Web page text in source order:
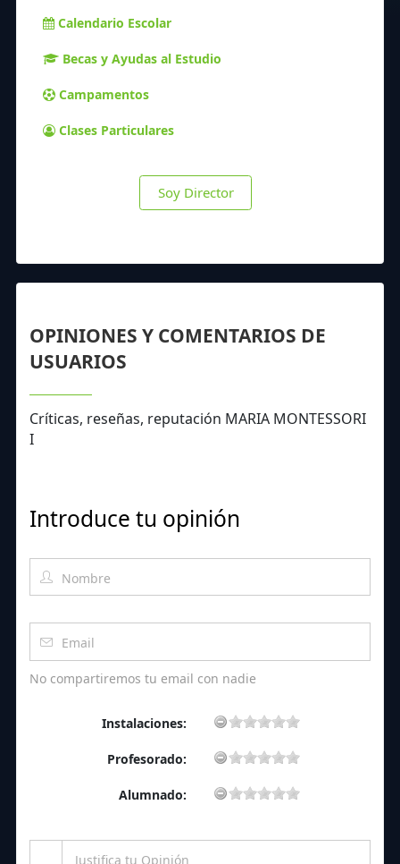
Calendario Escolar
Becas y Ayudas al Estudio
Campamentos
Clases Particulares
Soy Director
OPINIONES Y COMENTARIOS DE
USUARIOS
Críticas, reseñas, reputación MARIA MONTESSORI
I
Introduce tu opinión
No compartiremos tu email con nadie
Instalaciones:
Profesorado:
Alumnado: